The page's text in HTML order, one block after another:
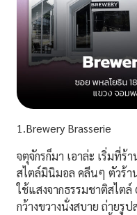
1.Brewery Brasserie
จตุจักรก็มา เอาล่ะ เริ่มที่ร้า
สไตล์มินิมอล คลีนๆ ตัวร้า
ใช้แสงจากธรรมชาติสไตล์
กว้างขวางนั่งสบาย ถ่ายรู